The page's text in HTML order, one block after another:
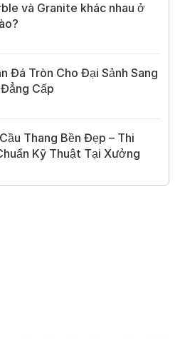
và Granite khác nhau ở
Đá Tròn Cho Đại Sảnh Sang
Cấp
Thang Bền Đẹp – Thi
Kỹ Thuật Tại Xưởng